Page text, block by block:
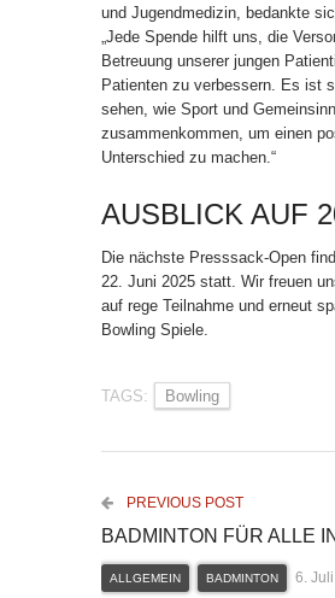
und Jugendmedizin, bedankte
„Jede Spende hilft uns, die
Betreuung unserer jungen
Patienten zu verbessern. Es ist
sehen, wie Sport und Gemeinsinn
zusammenkommen, um einen
Unterschied zu machen.“
AUSBLICK AUF
Die nächste Presssack-Open
22. Juni 2025 statt. Wir freuen
auf rege Teilnahme und erneut
Bowling Spiele.
TAGS: Bowling
PREVIOUS POST
BADMINTON FÜR ALLE
ALLGEMEIN BADMINTON 6.